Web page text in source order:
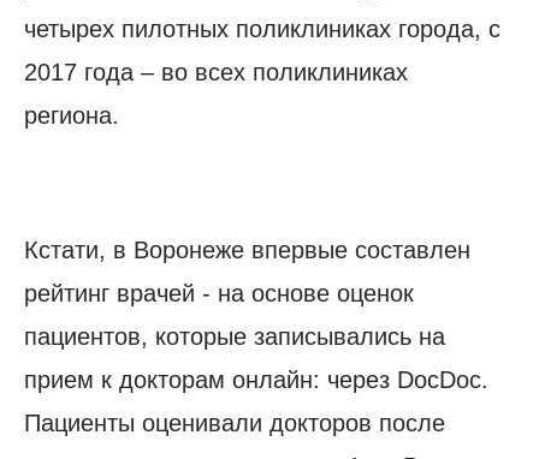
четырех пилотных поликлиниках города, с
2017 года – во всех поликлиниках
региона.
Кстати, в Воронеже впервые составлен
рейтинг врачей - на основе оценок
пациентов, которые записывались на
прием к докторам онлайн: через DocDoc.
Пациенты оценивали докторов после